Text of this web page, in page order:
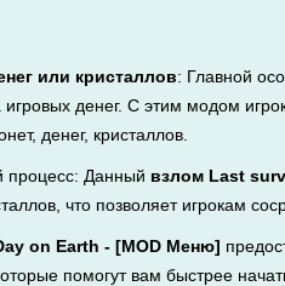
или кристаллов: Главной
игровых денег. С этим модом
денег, кристаллов.
процесс: Данный взлом Last
что позволяет игрокам
on Earth - [MOD Меню]
помогут вам быстрее